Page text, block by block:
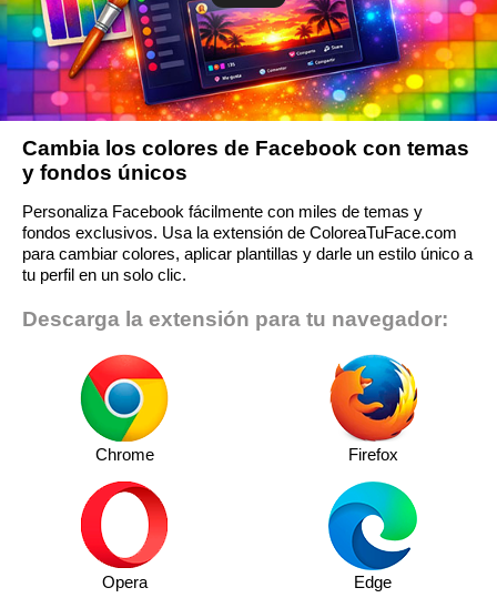
Cambia los colores de Facebook con temas
y fondos únicos
Personaliza Facebook fácilmente con miles de temas y
fondos exclusivos. Usa la extensión de ColoreaTuFace.com
para cambiar colores, aplicar plantillas y darle un estilo único a
tu perfil en un solo clic.
Descarga la extensión para tu navegador:
Chrome Firefox
Opera Edge